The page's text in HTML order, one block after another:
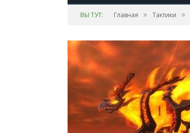
ВЫ ТУТ: Главная » Тактики »